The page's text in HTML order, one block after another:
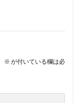
※ が付いている欄は必